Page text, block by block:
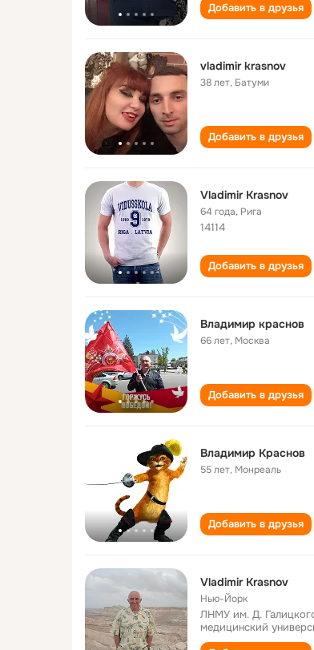
Добавить в друзья
vladimir krasnov
38 лет, Батуми
Добавить в друзья
Vladimir Krasnov
64 года, Рига
14114
Добавить в друзья
Владимир краснов
66 лет, Москва
Добавить в друзья
Владимир Краснов
55 лет, Монреаль
Добавить в друзья
Vladimir Krasnov
Нью-Йорк
ЛНМУ им. Д.
медицинский